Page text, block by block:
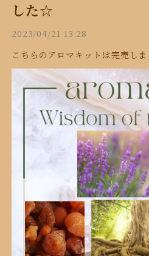
した☆
2023/04/21 13:28
こちらのアロマキットは完売しま